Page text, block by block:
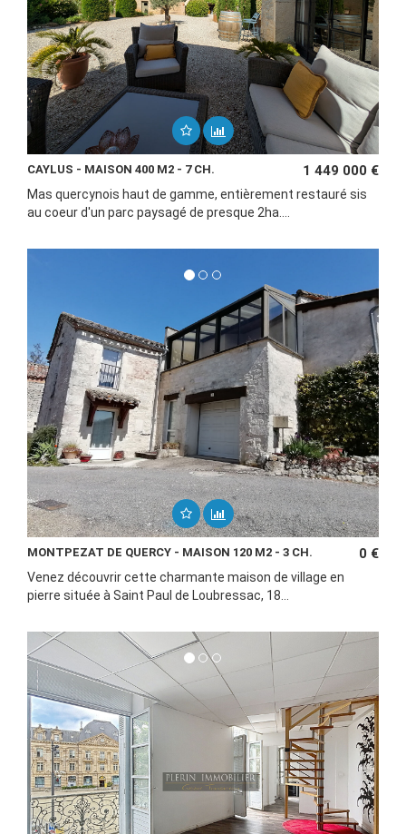
CAYLUS - MAISON 400 M2 - 7 CH. 1 449 000 €
Mas quercynois haut de gamme, entièrement restauré sis
au coeur d'un parc paysagé de presque 2ha....
MONTPEZAT DE QUERCY - MAISON 120 M2 - 3 CH. 0 €
Venez découvrir cette charmante maison de village en
pierre située à Saint Paul de Loubressac, 18...